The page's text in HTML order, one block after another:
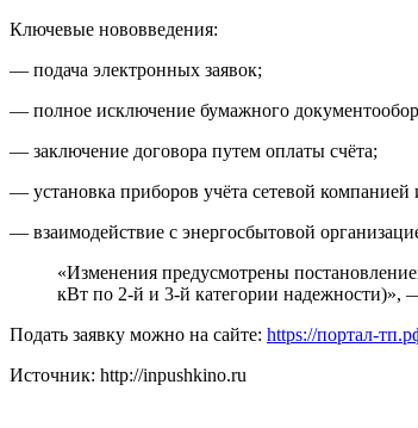
Ключевые нововведения:
— подача электронных заявок;
— полное исключение бумажного
— заключение договора путем оплаты счёта;
— установка приборов учёта сетевой
— взаимодействие с энергосбытовой
«Изменения предусмотрены
кВт по 2-й и 3-й категории надежности)»,
Подать заявку можно на сайте: https://портал-
Источник: http://inpushkino.ru